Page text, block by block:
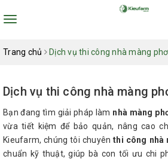
Toggle
Trang chủ Dịch vụ thi công nhà màng
Dịch vụ thi công nhà màng
Bạn đang tìm giải pháp làm nhà màng
vừa tiết kiệm để bảo quản, nâng cao
Kieufarm, chúng tôi chuyênthi công nhà
chuẩn kỹ thuật, giúp bà con tối ưu chi